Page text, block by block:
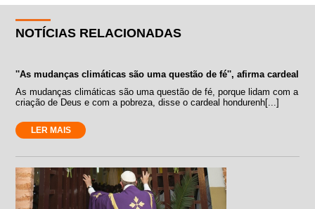
NOTÍCIAS RELACIONADAS
''As mudanças climáticas são uma questão de fé'', afirma cardeal
As mudanças climáticas são uma questão de fé, porque lidam com a
criação de Deus e com a pobreza, disse o cardeal hondurenh[...]
LER MAIS